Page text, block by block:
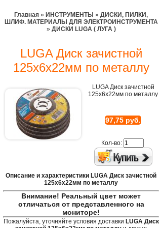
Главная » ИНСТРУМЕНТЫ » ДИСКИ, ПИЛКИ,
ШЛИФ. МАТЕРИАЛЫ ДЛЯ ЭЛЕКТРОИНСТРУМЕНТА
» ДИСКИ LUGA ( ЛУГА )
LUGA Диск зачистной
125х6х22мм по металлу
LUGA Диск зачистной
125х6х22мм по металлу
97,75 руб.
Кол-во:
Описание и характеристики LUGA Диск зачистной
125х6х22мм по металлу
Внимание! Реальный цвет может
отличаться от представленного на
мониторе!
Пожалуйста, уточняйте условия доставки LUGA Диск